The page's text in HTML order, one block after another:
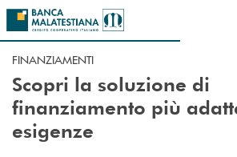
Salta al contenuto principale
FINANZIAMENTI
Scopri la soluzione di
finanziamento più
esigenze